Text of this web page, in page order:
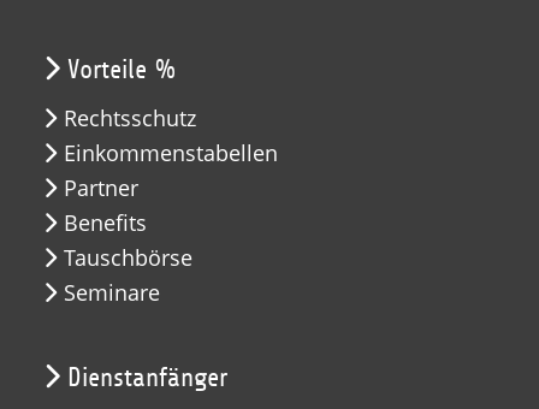
Vorteile %
Rechtsschutz
Einkommenstabellen
Partner
Benefits
Tauschbörse
Seminare
Dienstanfänger